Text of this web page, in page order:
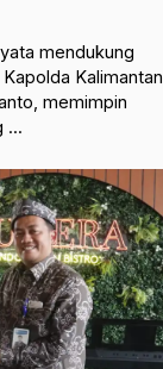
mendukung
Kalimantan
memimpin
...